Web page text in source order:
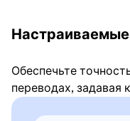
Обеспечьте
переводах,